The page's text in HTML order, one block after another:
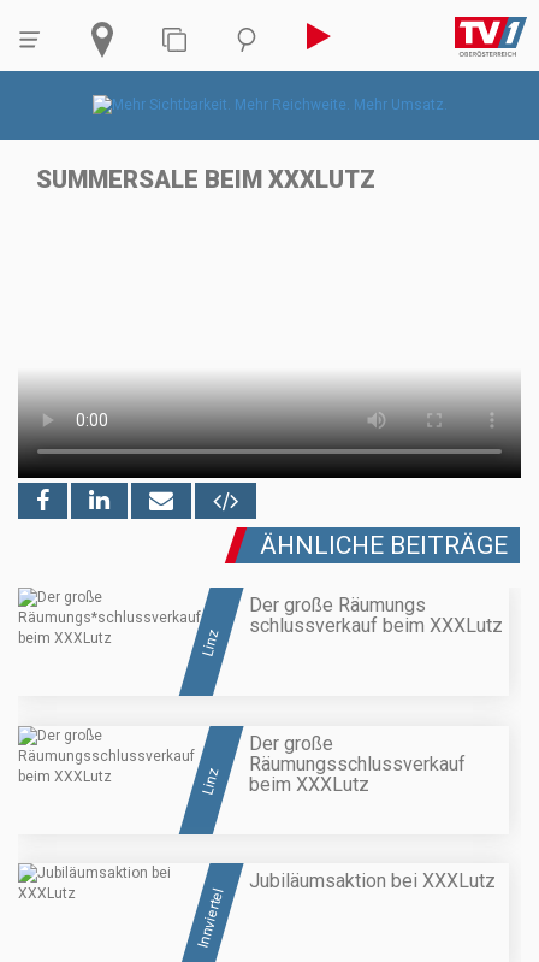
SUMMERSALE BEIM XXXLUTZ
ÄHNLICHE BEITRÄGE
Linz
Der große Räumungs
schlussverkauf beim XXXLutz
Linz
Der große
Räumungsschlussverkauf
beim XXXLutz
Innviertel
Jubiläumsaktion bei XXXLutz